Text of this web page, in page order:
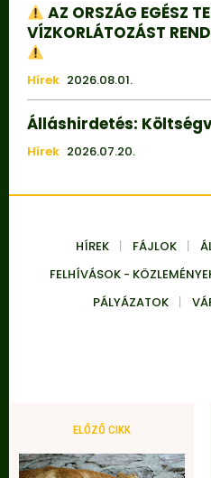
AZ ORSZÁG EGÉSZ
VÍZKORLÁTOZÁST
Hírek 2026.08.01.
Álláshirdetés:
Hírek 2026.07.20.
HÍREK FÁJLOK
FELHÍVÁSOK -
PÁLYÁZATOK
ELŐZŐ CIKK